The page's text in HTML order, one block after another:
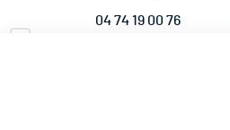
04 74 19 00 76